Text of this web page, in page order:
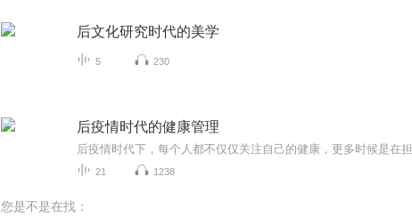
后文化研究时代的美学
5 230
后疫情时代的健康管理
21 1238
您是不是在找：